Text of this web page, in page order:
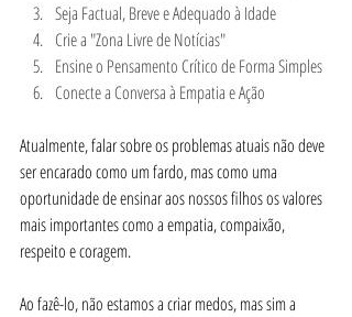
Seja Factual, Breve e Adequado à Idade
Crie a "Zona Livre de Notícias"
Ensine o Pensamento Crítico de Forma Simples
Conecte a Conversa à Empatia e Ação
Atualmente, falar sobre os problemas atuais não deve
ser encarado como um fardo, mas como uma
oportunidade de ensinar aos nossos filhos os valores
mais importantes como a empatia, compaixão,
respeito e coragem.
Ao fazê-lo, não estamos a criar medos, mas sim a